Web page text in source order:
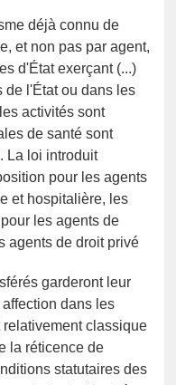
déjà connu de
et non pas par agent,
d'État exerçant (...)
de l'État ou dans les
activités sont
de santé sont
La loi introduit
pour les agents
et hospitalière, les
les agents de
agents de droit privé
garderont leur
dans les
classique
la réticence de
statutaires des